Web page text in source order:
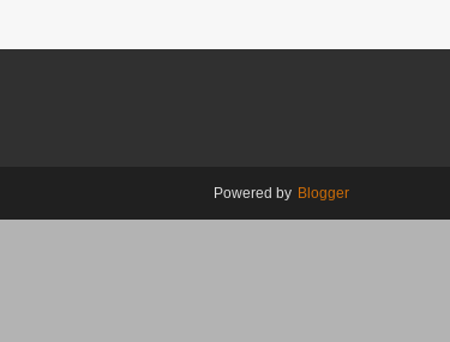
Powered by Blogger